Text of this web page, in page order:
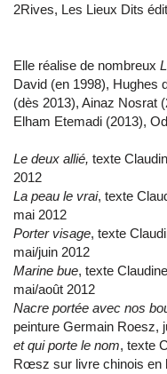
2Rives, Les Lieux Dits
Elle réalise de nombreux
David (en 1998), Hughes
(dès 2013), Ainaz Nosrat
Elham Etemadi (2013),
Le deux allié, texte
2012
La peau le vrai, texte
mai 2012
Porter visage, texte
mai/juin 2012
Marine bue, texte
mai/août 2012
Nacre portée avec nos
peinture Germain Roesz,
et qui porte le nom, texte
Rœsz sur livre chinois en